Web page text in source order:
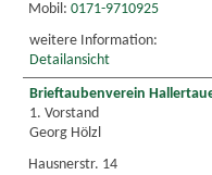
Mobil: 0171-9710925
weitere Information:
Detailansicht
Brieftaubenverein
1. Vorstand
Georg Hölzl
Hausnerstr. 14